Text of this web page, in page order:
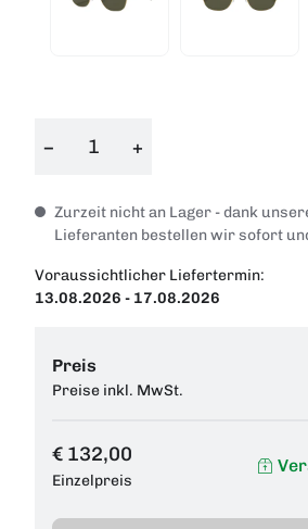
− +
Zurzeit nicht an Lager - dank
Lieferanten bestellen wir sofort
Voraussichtlicher Liefertermin:
13.08.2026 - 17.08.2026
Preis
Preise inkl. MwSt.
€ 132,00
Einzelpreis